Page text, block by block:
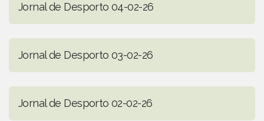
Jornal de Desporto 04-02-26
Jornal de Desporto 03-02-26
Jornal de Desporto 02-02-26